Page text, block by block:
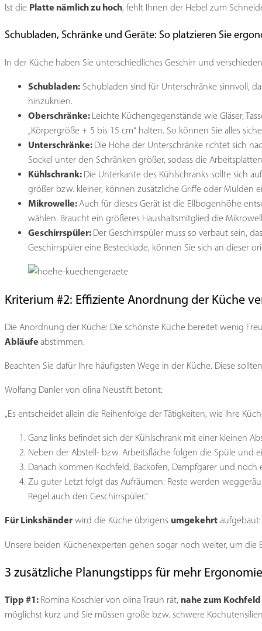
Ist die Platte nämlich zu hoch, fehlt Ihnen der Hebel zum
Schubladen, Schränke und Geräte: So platzieren Sie
In der Küche haben Sie unterschiedliches Geschirr und
Schubladen: Schubladen sind für Unterschränke sinnvoll,
hinzuknien.
Oberschränke: Leichte Küchengegenstände wie Gläser,
„Körpergröße + 5 bis 15 cm“ halten. So können Sie alles
Unterschränke: Die Höhe der Unterschränke richtet sich
Sockel unter den Schränken größer, sodass die
Kühlschrank: Die Unterkante des Kühlschranks sollte sich
größer bzw. kleiner, können zusätzliche Griffe oder Mulden
Mikrowelle:Auch für dieses Gerät ist die Ellbogenhöhe
wählen. Braucht ein größeres Haushaltsmitglied die
Geschirrspüler: Der Geschirrspüler muss so verbaut sein,
Geschirrspüler eine Bestecklade, können Sie sich an dieser
Kriterium #2: Effiziente Anordnung der Küche
Die Anordnung der Küche: Die schönste Küche bereitet wenig
Abläufe abstimmen.
Beachten Sie dafür Ihre häufigsten Wege in der Küche. Diese
Wolfang Danler von olina Neustift betont:
„Es entscheidet allein die Reihenfolge der Tätigkeiten, wie Ihre
Ganz links befindet sich der Kühlschrank mit einer kleinen
Neben der Abstell- bzw. Arbeitsfläche folgen die Spüle und
Danach kommen Kochfeld, Backofen, Dampfgarer und
Zu guter Letzt folgt das Aufräumen: Reste werden
Regel auch den Geschirrspüler.“
Für Linkshänder wird die Küche übrigens umgekehrt
Unsere beiden Küchenexperten gehen sogar noch weiter, um
3 zusätzliche Planungstipps für mehr
Tipp #1: Romina Koschler von olina Traun rät, nahe zum
möglichst kurz und Sie müssen große bzw. schwere